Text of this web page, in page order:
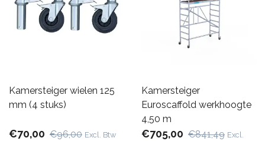
Kamersteiger wielen 125
mm (4 stuks)
€70,00 €96,00 Excl. Btw
Kamersteiger
Euroscaffold werkhoogte
4,50 m
€705,00 €841,49 Excl.